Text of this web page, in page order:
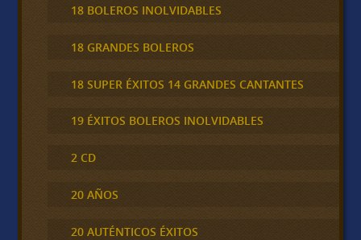
18 BOLEROS INOLVIDABLES
18 GRANDES BOLEROS
18 SUPER ÉXITOS 14 GRANDES CANTANTES
19 ÉXITOS BOLEROS INOLVIDABLES
2 CD
20 AÑOS
20 AUTÉNTICOS ÉXITOS